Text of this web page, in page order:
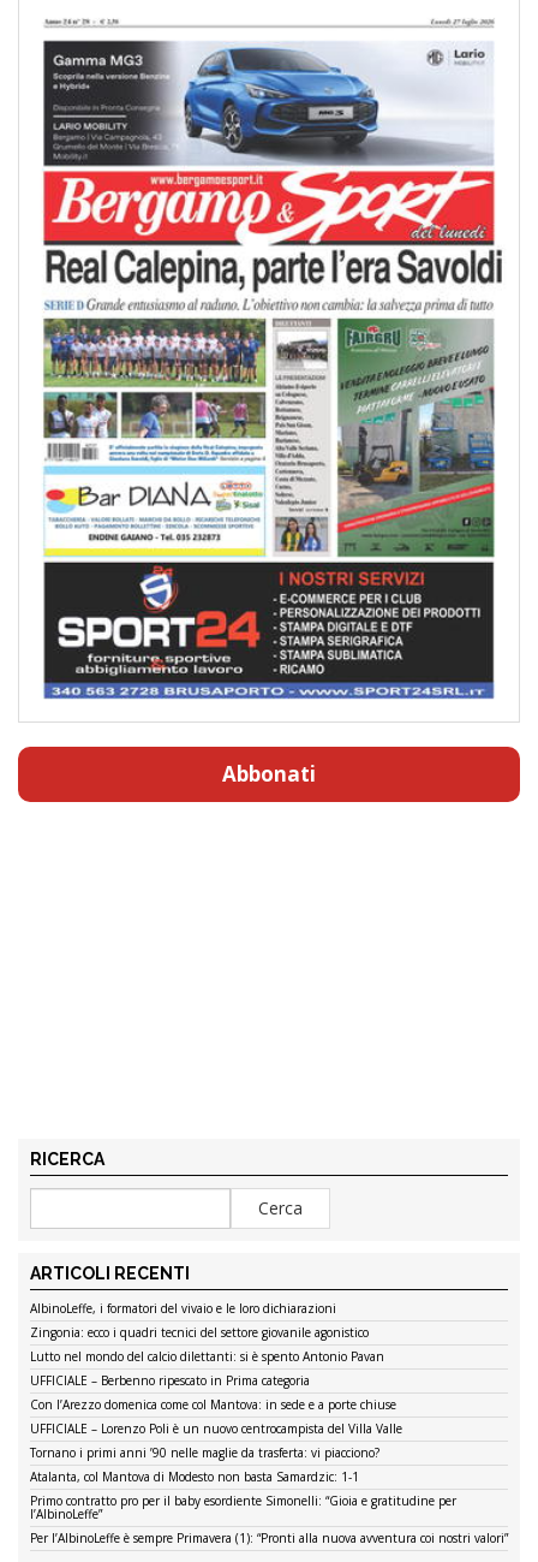
Abbonati
RICERCA
ARTICOLI RECENTI
AlbinoLeffe, i formatori del vivaio e le loro dichiarazioni
Zingonia: ecco i quadri tecnici del settore giovanile agonistico
Lutto nel mondo del calcio dilettanti: si è spento Antonio Pavan
UFFICIALE – Berbenno ripescato in Prima categoria
Con l’Arezzo domenica come col Mantova: in sede e a porte chiuse
UFFICIALE – Lorenzo Poli è un nuovo centrocampista del Villa Valle
Tornano i primi anni ’90 nelle maglie da trasferta: vi piacciono?
Atalanta, col Mantova di Modesto non basta Samardzic: 1-1
Primo contratto pro per il baby esordiente Simonelli: “Gioia e gratitudine per
l’AlbinoLeffe”
Per l’AlbinoLeffe è sempre Primavera (1): “Pronti alla nuova avventura coi nostri valori”